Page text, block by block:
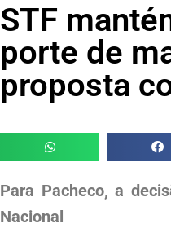
STF
porte de
proposta
Para Pacheco, a
Nacional